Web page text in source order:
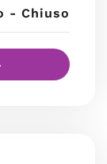
- Chiuso